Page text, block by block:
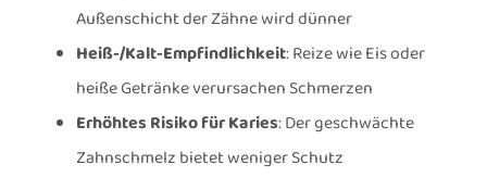
Außenschicht der Zähne wird dünner
Heiß-/Kalt-Empfindlichkeit: Reize wie Eis oder
heiße Getränke verursachen Schmerzen
Erhöhtes Risiko für Karies: Der geschwächte
Zahnschmelz bietet weniger Schutz